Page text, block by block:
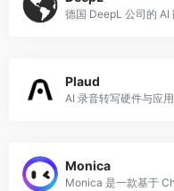
Plaud
AI 录音转写硬件与应用
Monica